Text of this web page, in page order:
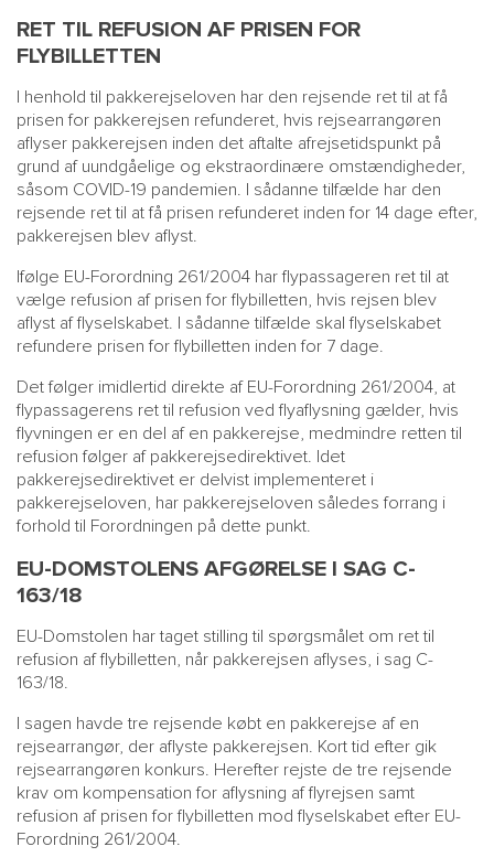
RET TIL REFUSION AF PRISEN FOR
FLYBILLETTEN
I henhold til pakkerejseloven har den rejsende ret til at få
prisen for pakkerejsen refunderet, hvis rejsearrangøren
aflyser pakkerejsen inden det aftalte afrejsetidspunkt på
grund af uundgåelige og ekstraordinære omstændigheder,
såsom COVID-19 pandemien. I sådanne tilfælde har den
rejsende ret til at få prisen refunderet inden for 14 dage efter,
pakkerejsen blev aflyst.
Ifølge EU-Forordning 261/2004 har flypassageren ret til at
vælge refusion af prisen for flybilletten, hvis rejsen blev
aflyst af flyselskabet. I sådanne tilfælde skal flyselskabet
refundere prisen for flybilletten inden for 7 dage.
Det følger imidlertid direkte af EU-Forordning 261/2004, at
flypassagerens ret til refusion ved flyaflysning gælder, hvis
flyvningen er en del af en pakkerejse, medmindre retten til
refusion følger af pakkerejsedirektivet. Idet
pakkerejsedirektivet er delvist implementeret i
pakkerejseloven, har pakkerejseloven således forrang i
forhold til Forordningen på dette punkt.
EU-DOMSTOLENS AFGØRELSE I SAG C-
163/18
EU-Domstolen har taget stilling til spørgsmålet om ret til
refusion af flybilletten, når pakkerejsen aflyses, i sag C-
163/18.
I sagen havde tre rejsende købt en pakkerejse af en
rejsearrangør, der aflyste pakkerejsen. Kort tid efter gik
rejsearrangøren konkurs. Herefter rejste de tre rejsende
krav om kompensation for aflysning af flyrejsen samt
refusion af prisen for flybilletten mod flyselskabet efter EU-
Forordning 261/2004.